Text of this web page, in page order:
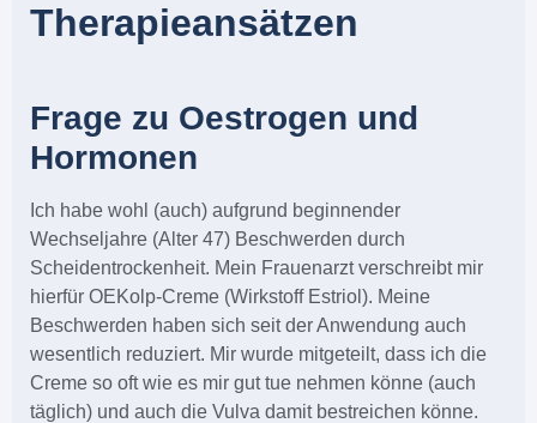
Therapieansätzen
Frage zu Oestrogen und
Hormonen
Ich habe wohl (auch) aufgrund beginnender
Wechseljahre (Alter 47) Beschwerden durch
Scheidentrockenheit. Mein Frauenarzt verschreibt mir
hierfür OEKolp-Creme (Wirkstoff Estriol). Meine
Beschwerden haben sich seit der Anwendung auch
wesentlich reduziert. Mir wurde mitgeteilt, dass ich die
Creme so oft wie es mir gut tue nehmen könne (auch
täglich) und auch die Vulva damit bestreichen könne.